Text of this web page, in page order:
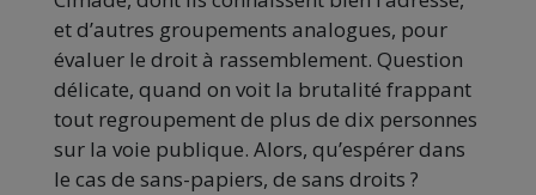
et d’autres groupements analogues, pour
évaluer le droit à rassemblement. Question
délicate, quand on voit la brutalité frappant
tout regroupement de plus de dix personnes
sur la voie publique. Alors, qu’espérer dans
le cas de sans-papiers, de sans droits ?